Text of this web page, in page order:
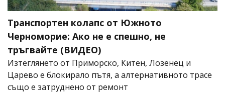
Транспортен колапс от Южното
Черноморие: Ако не е спешно, не
тръгвайте (ВИДЕО)
Изтеглянето от Приморско, Китен, Лозенец и
Царево е блокирало пътя, а алтернативното трасе
също е затруднено от ремонт